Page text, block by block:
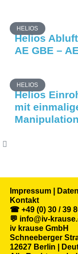
HELIOS
Helios
AE GBE –
HELIOS
Helios
mit
Impressum |
Kontakt
☎ +49 (0) 30 / 39
💬 info@iv-
iv krause GmbH
Schneeberger
12627 Berlin |